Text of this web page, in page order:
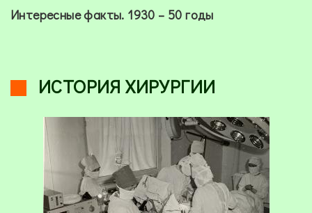
Интересные факты. 1930 – 50 годы
ИСТОРИЯ ХИРУРГИИ